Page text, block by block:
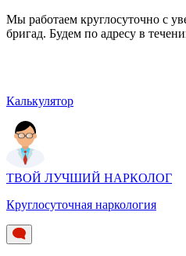
Мы работаем круглосуточно c
бригад. Будем по адресу в
Калькулятор
ТВОЙ ЛУЧШИЙ НАРКОЛОГ
Круглосуточная наркология